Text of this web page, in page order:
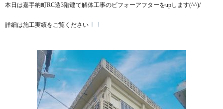
本日は嘉手納町RC造3階建て解体工事のビフォーアフターをupします(^^)/
詳細は施工実績をご覧ください